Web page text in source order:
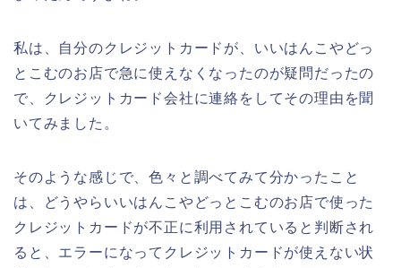
私は、自分のクレジットカードが、いいはんこやどっ
とこむのお店で急に使えなくなったのが疑問だったの
で、クレジットカード会社に連絡をしてその理由を聞
いてみました。
そのような感じで、色々と調べてみて分かったこと
は、どうやらいいはんこやどっとこむのお店で使った
クレジットカードが不正に利用されていると判断され
ると、エラーになってクレジットカードが使えない状